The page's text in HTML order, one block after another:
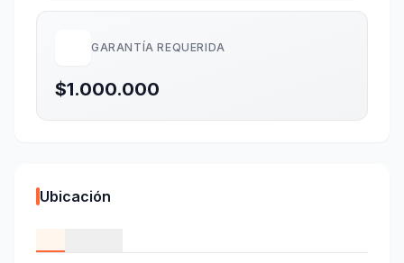
GARANTÍA REQUERIDA
$1.000.000
Ubicación